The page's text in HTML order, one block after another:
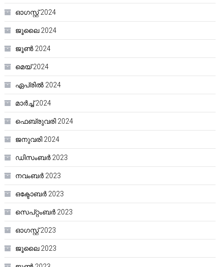
ഓഗസ്റ്റ്‌ 2024
ജൂലൈ 2024
ജൂൺ 2024
മെയ്‌ 2024
ഏപ്രിൽ 2024
മാർച്ച്‌ 2024
ഫെബ്രുവരി 2024
ജനുവരി 2024
ഡിസംബർ 2023
നവംബർ 2023
ഒക്ടോബർ 2023
സെപ്റ്റംബർ 2023
ഓഗസ്റ്റ്‌ 2023
ജൂലൈ 2023